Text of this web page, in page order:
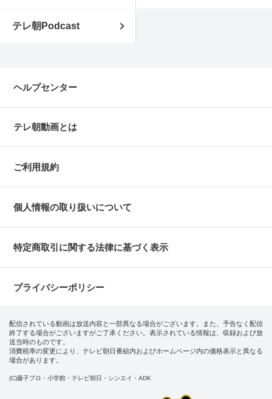
テレ朝Podcast
ヘルプセンター
テレ朝動画とは
ご利用規約
個人情報の取り扱いについて
特定商取引に関する法律に基づく表示
プライバシーポリシー
配信されている動画は放送内容と一部異なる場合がございます。また、予告なく配信
終了する場合がございますがご了承ください。表示されている情報は、収録および放
送当時のものです。
消費税率の変更により、テレビ朝日番組内およびホームページ内の価格表示と異なる
場合があります。
(C)藤子プロ・小学館・テレビ朝日・シンエイ・ADK